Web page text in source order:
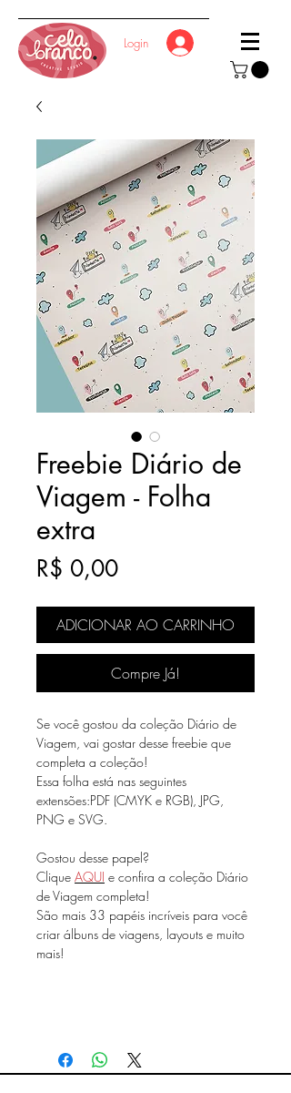
Login
Freebie Diário de
Viagem - Folha
extra
R$ 0,00Preço
ADICIONAR AO CARRINHO
Compre Já!
Se você gostou da coleção Diário de
Viagem, vai gostar desse freebie que
completa a coleção!
Essa folha está nas seguintes
extensões:PDF (CMYK e RGB), JPG,
PNG e SVG.
Gostou desse papel?
Clique AQUI e confira a coleção Diário
de Viagem completa!
São mais 33 papéis incríveis para você
criar álbuns de viagens, layouts e muito
mais!